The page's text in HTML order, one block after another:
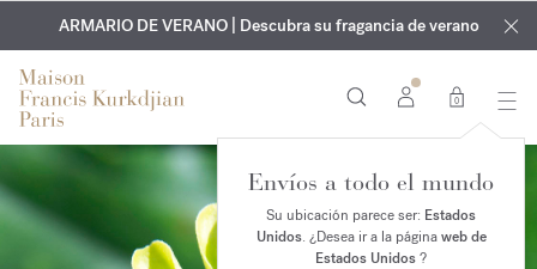
EXCLUSIVO | Descubra la nueva fragancia OUD
velvet mood
en su pedido*
GRABADO GRATUITO | En todas las fragancias y aceites
corporales hasta el 9 de agosto
ARMARIO DE VERANO | Descubra su fragancia de verano
0
Envíos a todo el mundo
Su ubicación parece ser: Estados
Unidos. ¿Desea ir a la páginaweb de
Estados Unidos?